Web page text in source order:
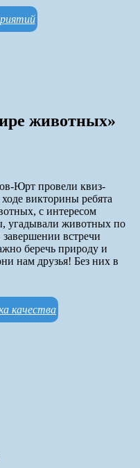
животных»
Юрт провели квиз-
викторины ребята
с интересом
угадывали животных по
встречи
беречь природу и
нам друзья! Без них в
качества